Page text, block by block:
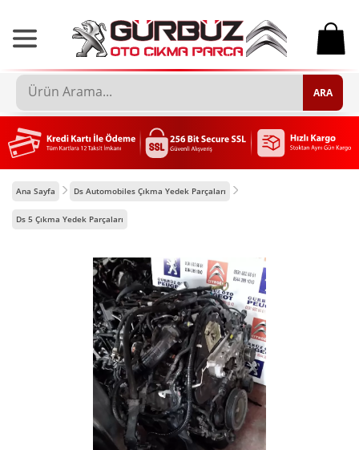
0
ARA
Ana Sayfa Ds Automobiles Çıkma Yedek Parçaları
Ds 5 Çıkma Yedek Parçaları